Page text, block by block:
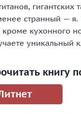
странный — я.
кроме кухонного
уникальный
книгу